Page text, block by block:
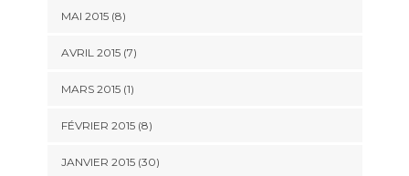
MAI 2015 (8)
AVRIL 2015 (7)
MARS 2015 (1)
FÉVRIER 2015 (8)
JANVIER 2015 (30)